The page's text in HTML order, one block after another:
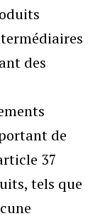
des
de
37
tels que